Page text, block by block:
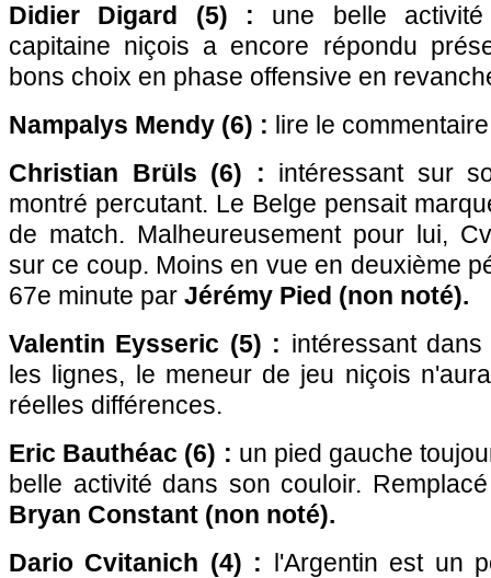
Didier Digard (5) : une belle
capitaine niçois a encore répondu
bons choix en phase offensive en
Nampalys Mendy (6) : lire le
Christian Brüls (6) : intéressant sur
montré percutant. Le Belge pensait
de match. Malheureusement pour lui,
sur ce coup. Moins en vue en deuxième
67e minute par Jérémy Pied (non noté).
Valentin Eysseric (5) : intéressant
les lignes, le meneur de jeu niçois
réelles différences.
Eric Bauthéac (6) : un pied gauche
belle activité dans son couloir.
Bryan Constant (non noté).
Dario Cvitanich (4) : l'Argentin est un